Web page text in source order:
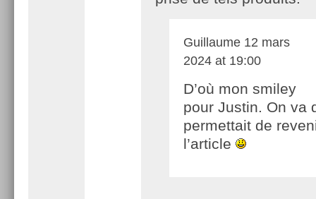
Guillaume 12 mars
2024 at 19:00
D’où mon smiley
pour Justin. On va
permettait de
l’article